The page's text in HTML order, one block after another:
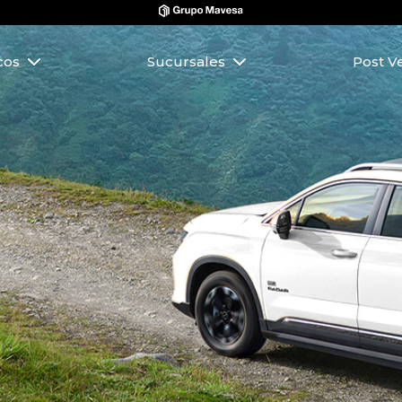
Sucursales Post